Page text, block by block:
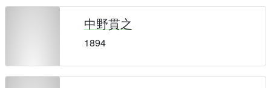
中野貫之
1894